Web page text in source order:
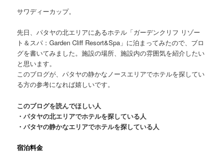
サワディーカップ。
先日、パタヤの北エリアにあるホテル「ガーデンクリフ リゾー
ト＆スパ：Garden Cliff Resort&Spa」 に泊まってみたので、ブロ
グを書いてみました。施設の場所、施設内の雰囲気を紹介したい
と思います。
このブログが、パタヤの静かなノースエリアでホテルを探してい
る方の参考になれば嬉しいです。
このブログを読んでほしい人
・パタヤの北エリアでホテルを探している人
・パタヤの静かなエリアでホテルを探している人
宿泊料金